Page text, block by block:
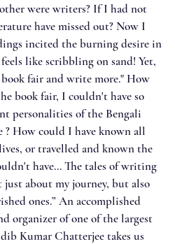
were writers? If I had not
have missed out? Now I
incited the burning desire in
like scribbling on sand! Yet,
fair and write more." How
book fair, I couldn't have so
personalities of the Bengali
How could I have known all
or travelled and known the
have... The tales of writing
just about my journey, but also
ones.” An accomplished
organizer of one of the largest
Kumar Chatterjee takes us